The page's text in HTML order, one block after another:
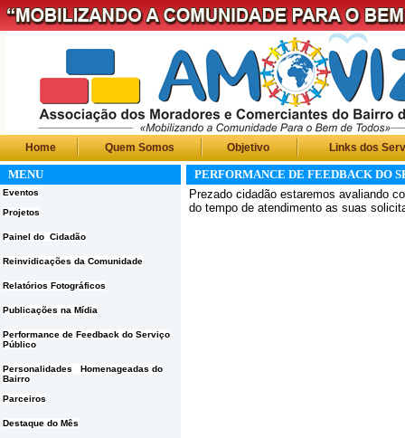
Home Quem Somos Objetivo Links dos
MENU
Eventos
Projetos
Painel do Cidadão
Reinvidicações da Comunidade
Relatórios Fotográficos
Publicações na Mídia
Performance de Feedback do Serviço
Público
Personalidades Homenageadas do
Bairro
Parceiros
Destaque do Mês
PERFORMANCE DE FEEDBACK DO
Prezado cidadão estaremos avaliando
do tempo de atendimento as suas